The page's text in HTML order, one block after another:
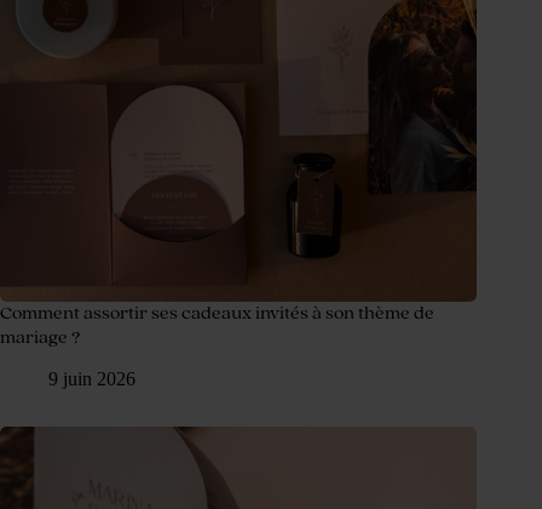
Comment assortir ses cadeaux invités à son thème de
mariage ?
9 juin 2026